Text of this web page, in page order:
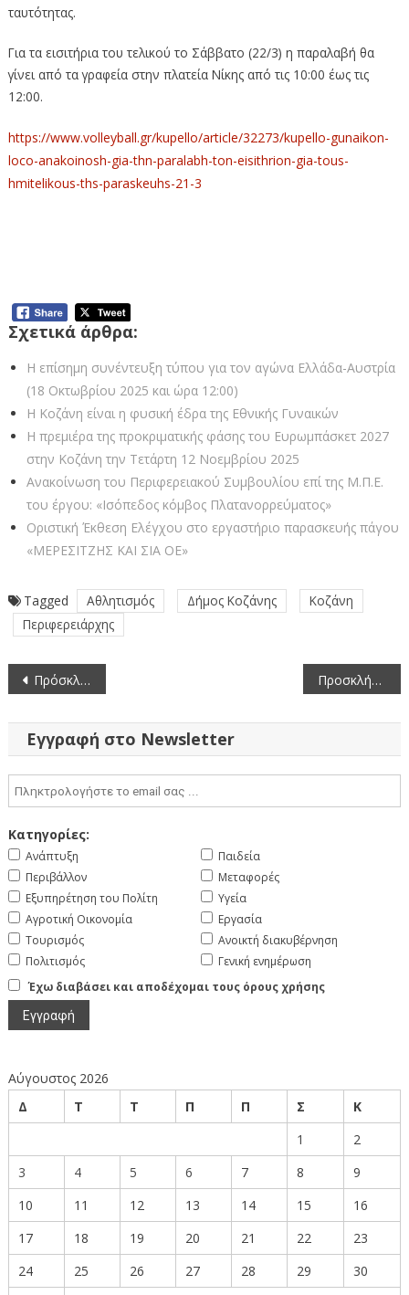
ταυτότητας.
Για τα εισιτήρια του τελικού το Σάββατο (22/3) η παραλαβή θα
γίνει από τα γραφεία στην πλατεία Νίκης από τις 10:00 έως τις
12:00.
https://www.volleyball.gr/kupello/article/32273/kupello-gunaikon-
loco-anakoinosh-gia-thn-paralabh-ton-eisithrion-gia-tous-
hmitelikous-ths-paraskeuhs-21-3
Σχετικά άρθρα:
Η επίσημη συνέντευξη τύπου για τον αγώνα Ελλάδα-Αυστρία
(18 Οκτωβρίου 2025 και ώρα 12:00)
Η Κοζάνη είναι η φυσική έδρα της Εθνικής Γυναικών
Η πρεμιέρα της προκριματικής φάσης του Ευρωμπάσκετ 2027
στην Κοζάνη την Τετάρτη 12 Νοεμβρίου 2025
Ανακοίνωση του Περιφερειακού Συμβουλίου επί της Μ.Π.Ε.
του έργου: «Ισόπεδος κόμβος Πλατανορρεύματος»
Οριστική Έκθεση Ελέγχου στο εργαστήριο παρασκευής πάγου
«ΜΕΡΕΣΙΤΖΗΣ ΚΑΙ ΣΙΑ ΟΕ»
Tagged Αθλητισμός Δήμος Κοζάνης
Κοζάνη
Περιφερειάρχης
Πλοήγηση
άρθρων
Πρόσκληση εκδήλωσης ενδιαφέροντος για απόκτηση νέας άδειας ΕΔΧ αυτοκινήτου, σύμφωνα με το Ν. 4070/2012 (21-3-2025) Προσκλήσεις Δράσεων Ενίσχυσης Επιχειρηματικότητας του Προγράμματος “Δυτική Μακεδονία 2021-2027”
Εγγραφή στο Newsletter
Κατηγορίες:
Ανάπτυξη
Περιβάλλον
Εξυπηρέτηση του Πολίτη
Αγροτική Οικονομία
Τουρισμός
Πολιτισμός
Παιδεία
Μεταφορές
Υγεία
Εργασία
Ανοικτή διακυβέρνηση
Γενική ενημέρωση
Έχω διαβάσει και αποδέχομαι τους όρους χρήσης
Αύγουστος 2026
Δ
Τ Τ Π Π Σ
Κ
1
2
3
4 5 6 7 8
9
10
11 12 13 14 15
16
17
18 19 20 21 22
23
24
25 26 27 28 29 30